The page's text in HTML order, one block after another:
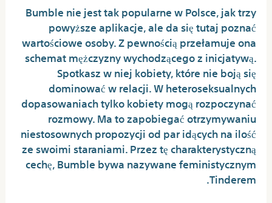
Bumble nie jest tak popularne w Polsce, jak trzy
powyższe aplikacje, ale da się tutaj poznać
wartościowe osoby. Z pewnością przełamuje ona
schemat mężczyzny wychodzącego z inicjatywą.
Spotkasz w niej kobiety, które nie boją się
dominować w relacji. W heteroseksualnych
dopasowaniach tylko kobiety mogą rozpoczynać
rozmowy. Ma to zapobiegać otrzymywaniu
niestosownych propozycji od par idących na ilość
ze swoimi staraniami. Przez tę charakterystyczną
cechę, Bumble bywa nazywane feministycznym
Tinderem.